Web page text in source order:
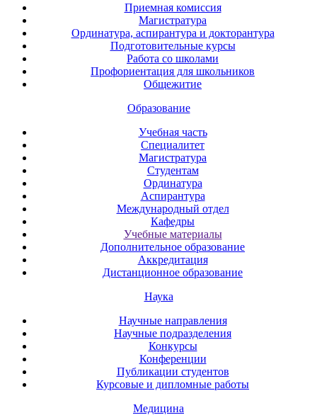
Приемная комиссия
Магистратура
Ординатура, аспирантура и докторантура
Подготовительные курсы
Работа со школами
Профориентация для школьников
Общежитие
Образование
Учебная часть
Специалитет
Магистратура
Студентам
Ординатура
Аспирантура
Международный отдел
Кафедры
Учебные материалы
Дополнительное образование
Аккредитация
Дистанционное образование
Наука
Научные направления
Научные подразделения
Конкурсы
Конференции
Публикации студентов
Курсовые и дипломные работы
Медицина